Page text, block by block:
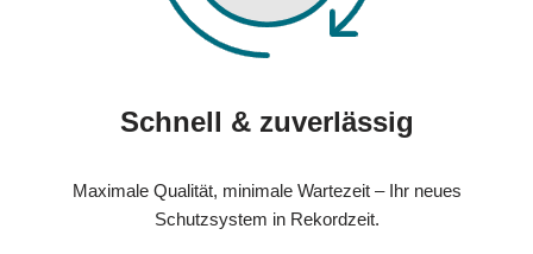
Schnell & zuverlässig
Maximale Qualität, minimale Wartezeit – Ihr neues
Schutzsystem in Rekordzeit.